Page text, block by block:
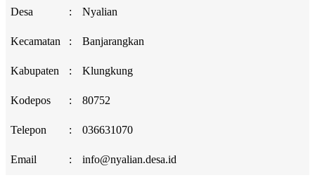
Desa : Nyalian
Kecamatan : Banjarangkan
Kabupaten : Klungkung
Kodepos : 80752
Telepon : 036631070
Email : info@nyalian.desa.id